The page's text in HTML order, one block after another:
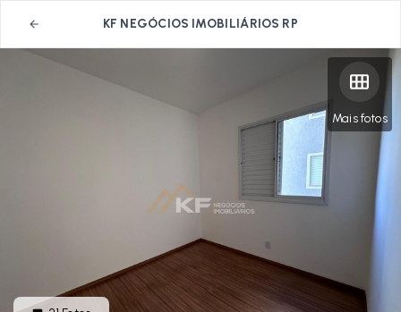
KF NEGÓCIOS IMOBILIÁRIOS RP
Mais fotos